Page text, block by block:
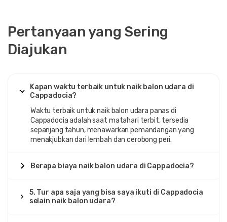
Pertanyaan yang Sering
Diajukan
Kapan waktu terbaik untuk naik balon udara di
Cappadocia?
Waktu terbaik untuk naik balon udara panas di
Cappadocia adalah saat matahari terbit, tersedia
sepanjang tahun, menawarkan pemandangan yang
menakjubkan dari lembah dan cerobong peri.
Berapa biaya naik balon udara di Cappadocia?
5. Tur apa saja yang bisa saya ikuti di Cappadocia
selain naik balon udara?